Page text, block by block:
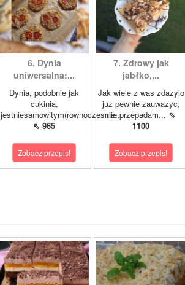
6. Dynia
uniwersalna:...
Dynia, podobnie jak
cukinia,
jestniesamowitym(rownoczesnie...
⇖ 965
Zobacz przepis!
7. Zdrowy jak
jabłko,...
Jak wiele z was zdazylo
juz pewnie zauwazyc,
nie przepadam... ⇖
1100
Zobacz przepis!